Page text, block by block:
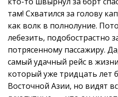
там! Схватился за голову
как волк в полнолуние.
лебезить, подобострастно
потрясенному пассажиру.
самый удачный рейс в
который уже тридцать лет
Восточной Азии, но видят